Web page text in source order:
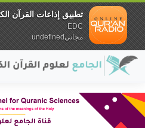
تطبيق إذاعات القرآن
EDC
مجانيundefined